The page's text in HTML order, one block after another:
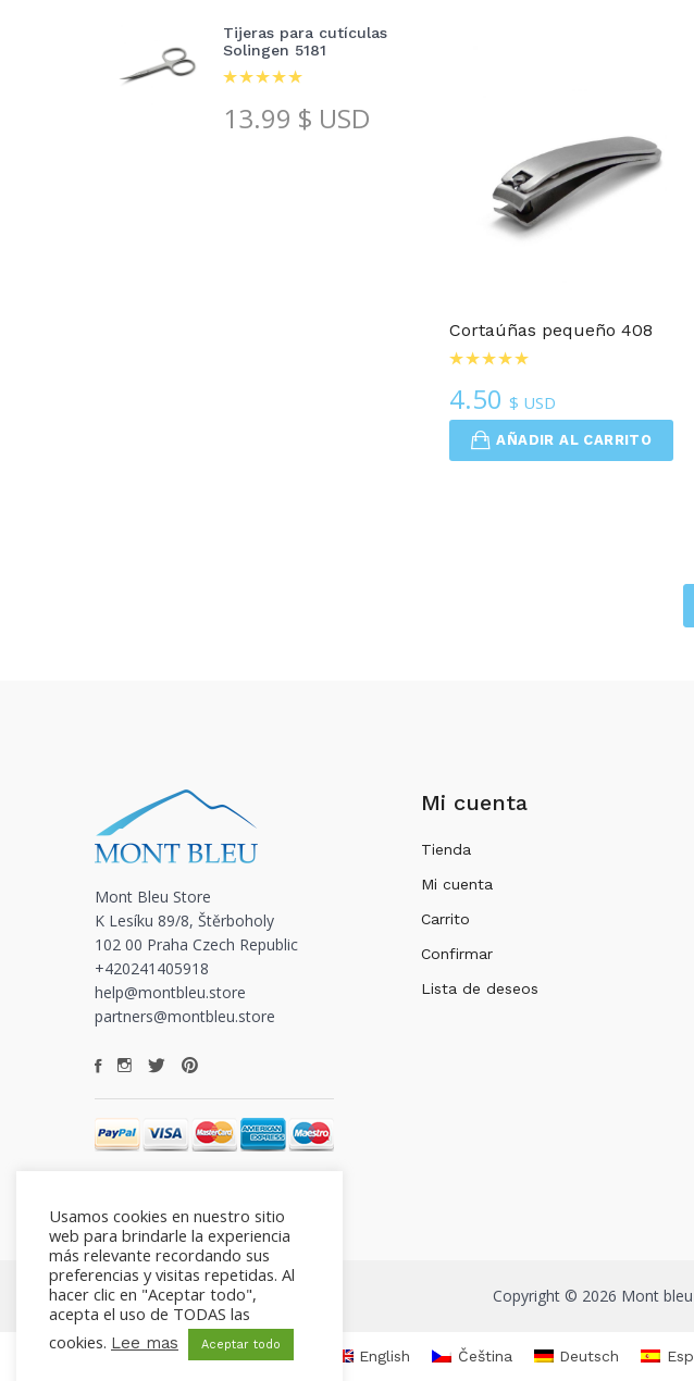
Tijeras para cutículas
Solingen 5181
13.99 $ USD
Cortaúñas pequeño 408
4.50 $ USD
AÑADIR AL CARRITO
Mont Bleu Store
K Lesíku 89/8, Štěrboholy
102 00 Praha Czech Republic
+420241405918
help@montbleu.store
partners@montbleu.store
Mi cuenta
Tienda
Mi cuenta
Carrito
Confirmar
Lista de deseos
Copyright © 2026 Mont
Usamos cookies en nuestro sitio
web para brindarle la experiencia
más relevante recordando sus
preferencias y visitas repetidas. Al
hacer clic en "Aceptar todo",
acepta el uso de TODAS las
cookies. Lee mas Aceptar todo
English Čeština Deutsch